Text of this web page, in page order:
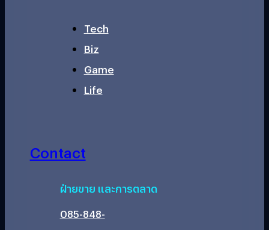
Tech
Biz
Game
Life
Contact
ฝ่ายขาย และการตลาด
085-848-